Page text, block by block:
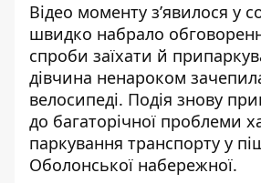
Відео моменту з’явилося у
швидко набрало
спроби заїхати й
дівчина ненароком
велосипеді. Подія знову
до багаторічної проблеми
паркування транспорту у
Оболонської набережної.